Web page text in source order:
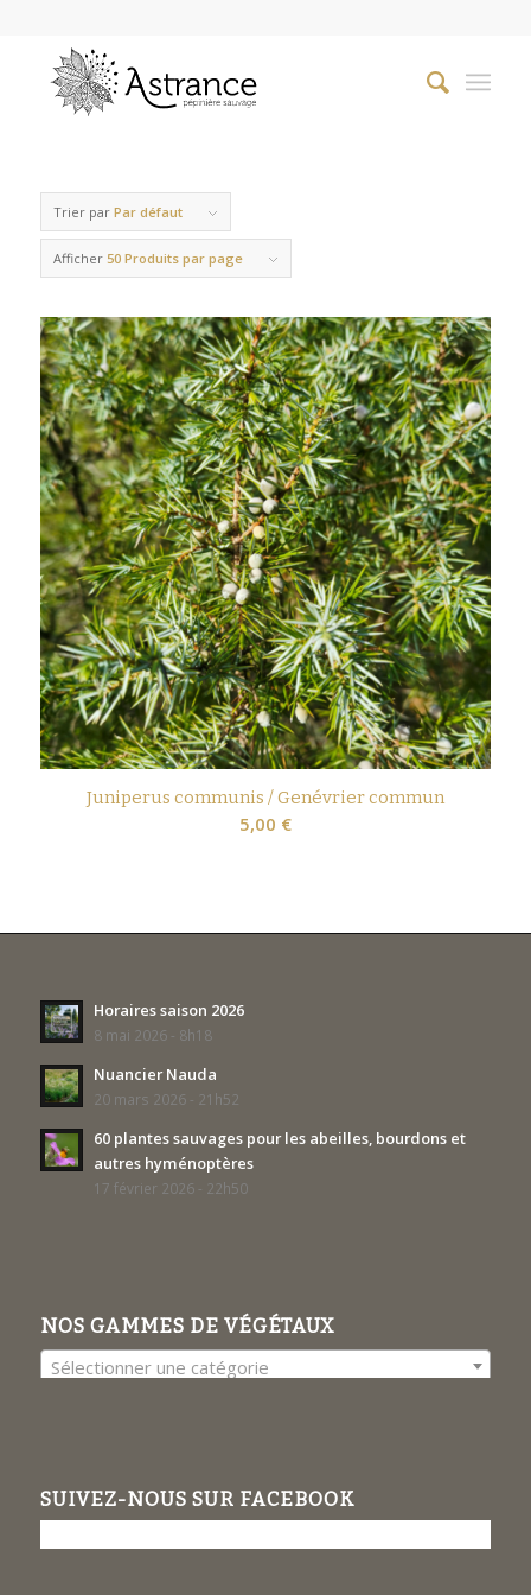
Trier par Par défaut
Afficher 50 Produits par page
Juniperus communis / Genévrier commun
5,00 €
Horaires saison 2026
8 mai 2026 - 8h18
Nuancier Nauda
20 mars 2026 - 21h52
60 plantes sauvages pour les abeilles, bourdons et
autres hyménoptères
17 février 2026 - 22h50
NOS GAMMES DE VÉGÉTAUX
Sélectionner une catégorie
SUIVEZ-NOUS SUR FACEBOOK